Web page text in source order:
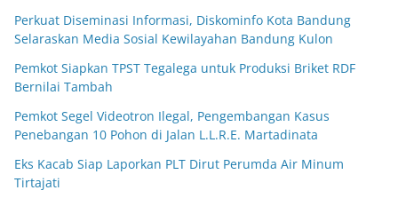
Perkuat Diseminasi Informasi, Diskominfo Kota Bandung
Selaraskan Media Sosial Kewilayahan Bandung Kulon
Pemkot Siapkan TPST Tegalega untuk Produksi Briket RDF
Bernilai Tambah
Pemkot Segel Videotron Ilegal, Pengembangan Kasus
Penebangan 10 Pohon di Jalan L.L.R.E. Martadinata
Eks Kacab Siap Laporkan PLT Dirut Perumda Air Minum
Tirtajati